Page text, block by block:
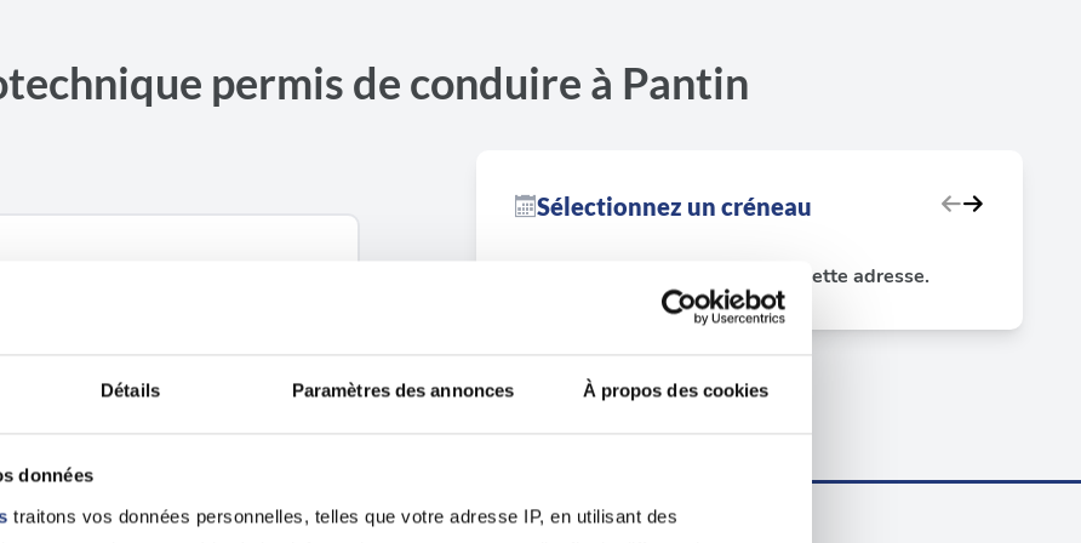
Détails Paramètres des annonces À propos des cookies
données
traitons vos données personnelles, telles que votre adresse IP, en utilisant des
permis de conduire à Pantin
Sélectionnez un créneau
Aucun test disponible sur cette adresse.